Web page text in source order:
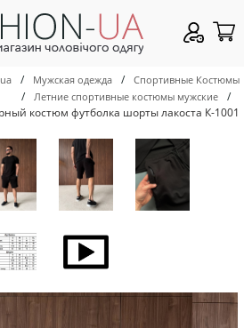
/ Мужская одежда / Спортивные Костюмы
/ Летние спортивные костюмы мужские
/
костюм футболка шорты лакоста К-1001